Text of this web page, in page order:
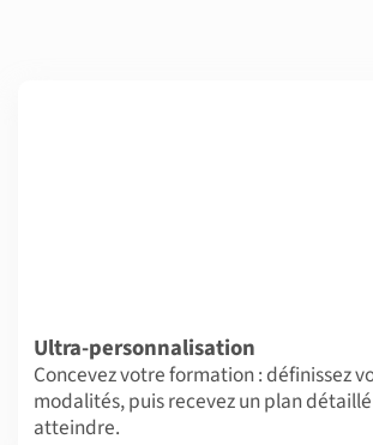
Ultra-personnalisation
Concevez votre formation : définissez
modalités, puis recevez un plan
atteindre.